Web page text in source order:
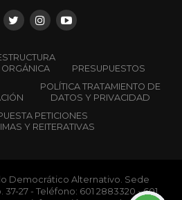
ORGÁNICA
PRESUPUESTOS
POLÍTICA TRATAMIENTO DE
DATOS Y PRIVACIDAD
PETICIONES
Y REITERATIVAS
Democrático Alternativo. Sede
37-27 - Teléfono: 601 2883320 - 601